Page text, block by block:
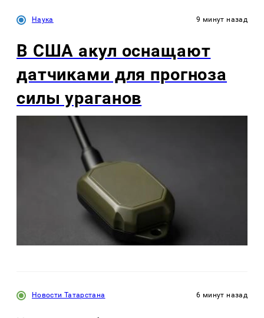
Наука 9 минут назад
В США акул оснащают
датчиками для прогноза
силы ураганов
Новости Татарстана 6 минут назад